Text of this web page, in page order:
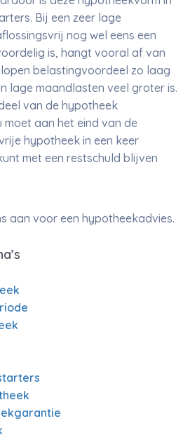
Bij een zeer lage
nog wel eens een
is, hangt vooral af van
belastingvoordeel zo laag
lage maandlasten veel groter is.
van de hypotheek
moet aan het eind van de
hypotheek in een keer
met een restschuld blijven
aan voor een hypotheekadvies.